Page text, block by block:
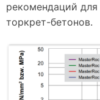
рекомендаций для
торкрет-бетонов.